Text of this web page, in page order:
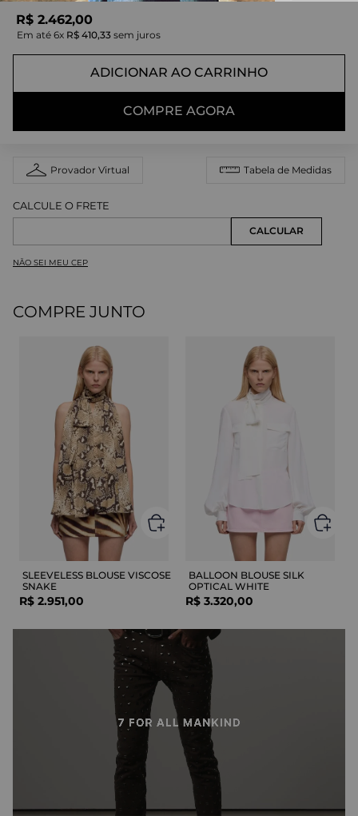
R$ 2.462,00
Em até 6x R$ 410,33 sem juros
ADICIONAR AO CARRINHO
COMPRE AGORA
Provador Virtual Tabela de Medidas
NÃO SEI MEU CEP
COMPRE JUNTO
SLEEVELESS BLOUSE VISCOSE
SNAKE
R$ 2.951,00
BALLOON BLOUSE SILK
OPTICAL WHITE
R$ 3.320,00